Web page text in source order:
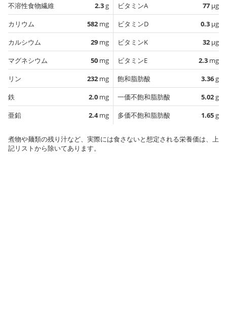
不溶性食物繊維 2.3g
カリウム
582 mg
カルシウム
29 mg
マグネシウム
50 mg
リン
232 mg
鉄
2.0 mg
亜鉛
2.4mg
ビタミンA 77 µg
ビタミンD
0.3 µg
ビタミンK
32 µg
ビタミンE
2.3 mg
飽和脂肪酸
3.36g
一価不飽和脂肪酸
5.02g
多価不飽和脂肪酸
1.65g
煮物や麺類の残り汁など、実際には食さないと想定される栄養価は、上
記リストから除いてあります。